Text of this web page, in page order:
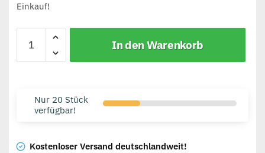
Einkauf!
In den Warenkorb
Nur 20 Stück
verfügbar!
Kostenloser Versand deutschlandweit!